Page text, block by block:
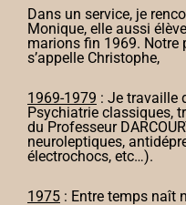
Dans un service, je
Monique, elle aussi
marions fin 1969. Notre
s’appelle Christophe,
1969-1979 : Je travaille
Psychiatrie classiques,
du Professeur
neuroleptiques,
électrochocs, etc…).
1975 : Entre temps naît